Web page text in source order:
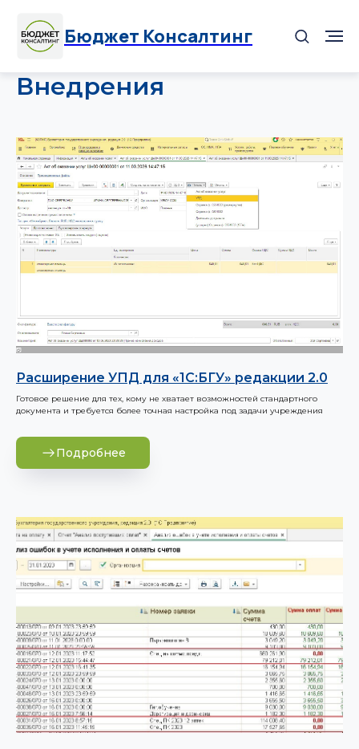
Бюджет Консалтинг
Внедрения
Расширение УПД для «1С:БГУ» редакции 2.0
Готовое решение для тех, кому не хватает возможностей стандартного
документа и требуется более точная настройка под задачи учреждения
Подробнее